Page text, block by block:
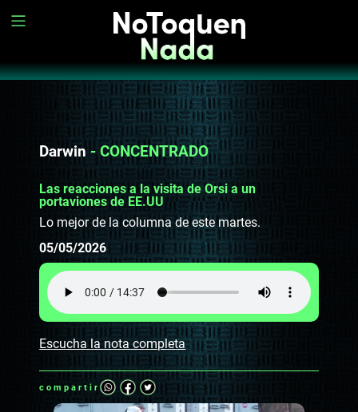
Darwin- CONCENTRADO
Las reacciones a la visita de Orsi a un
portaviones de EE.UU
Lo mejor de la columna de este martes.
05/05/2026
Escucha la nota completa
compartir